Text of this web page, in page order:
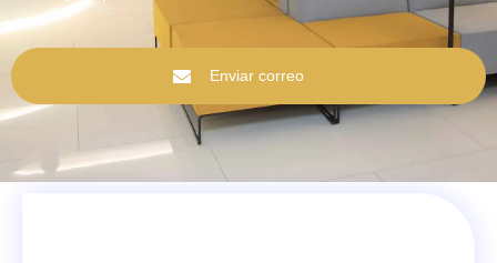
Enviar correo